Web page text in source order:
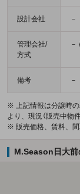
設計会社 －
管理会社/
方式
－
備考 －
※ 上記情報は分譲時
より、現況（販売中物
※ 販売価格、賃料、間
M.Season日大